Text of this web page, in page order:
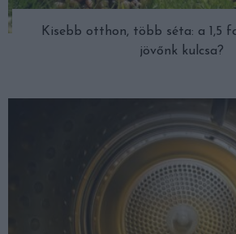
Kisebb otthon, több séta: a 1,5
jövőnk kulcsa?